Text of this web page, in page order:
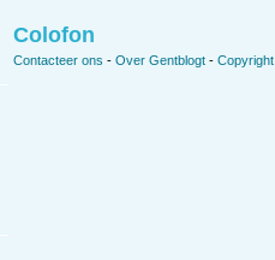
Colofon
Contacteer ons - Over Gentblogt - Copyright